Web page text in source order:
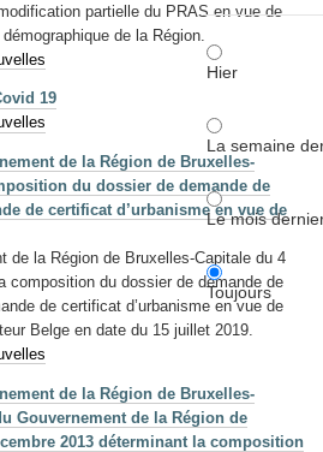
Hier
La semaine
Le mois
Toujours
partielle du PRAS en vue de
de la Région.
19
de la Région de Bruxelles-
du dossier de demande de
de certificat d’urbanisme en vue de
de la Région de Bruxelles-Capitale du 4
composition du dossier de demande de
de certificat d’urbanisme en vue de
Belge en date du 15 juillet 2019.
de la Région de Bruxelles-
Gouvernement de la Région de
2013 déterminant la composition